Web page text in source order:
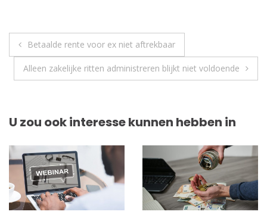
Berichtnavigatie
Betaalde rente voor ex niet aftrekbaar
Alleen zakelijke ritten administreren blijkt niet voldoende
U zou ook interesse kunnen hebben in